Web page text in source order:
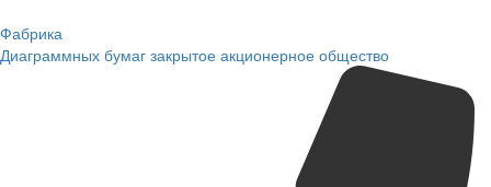
Фабрика
Диаграммных бумаг закрытое акционерное общество